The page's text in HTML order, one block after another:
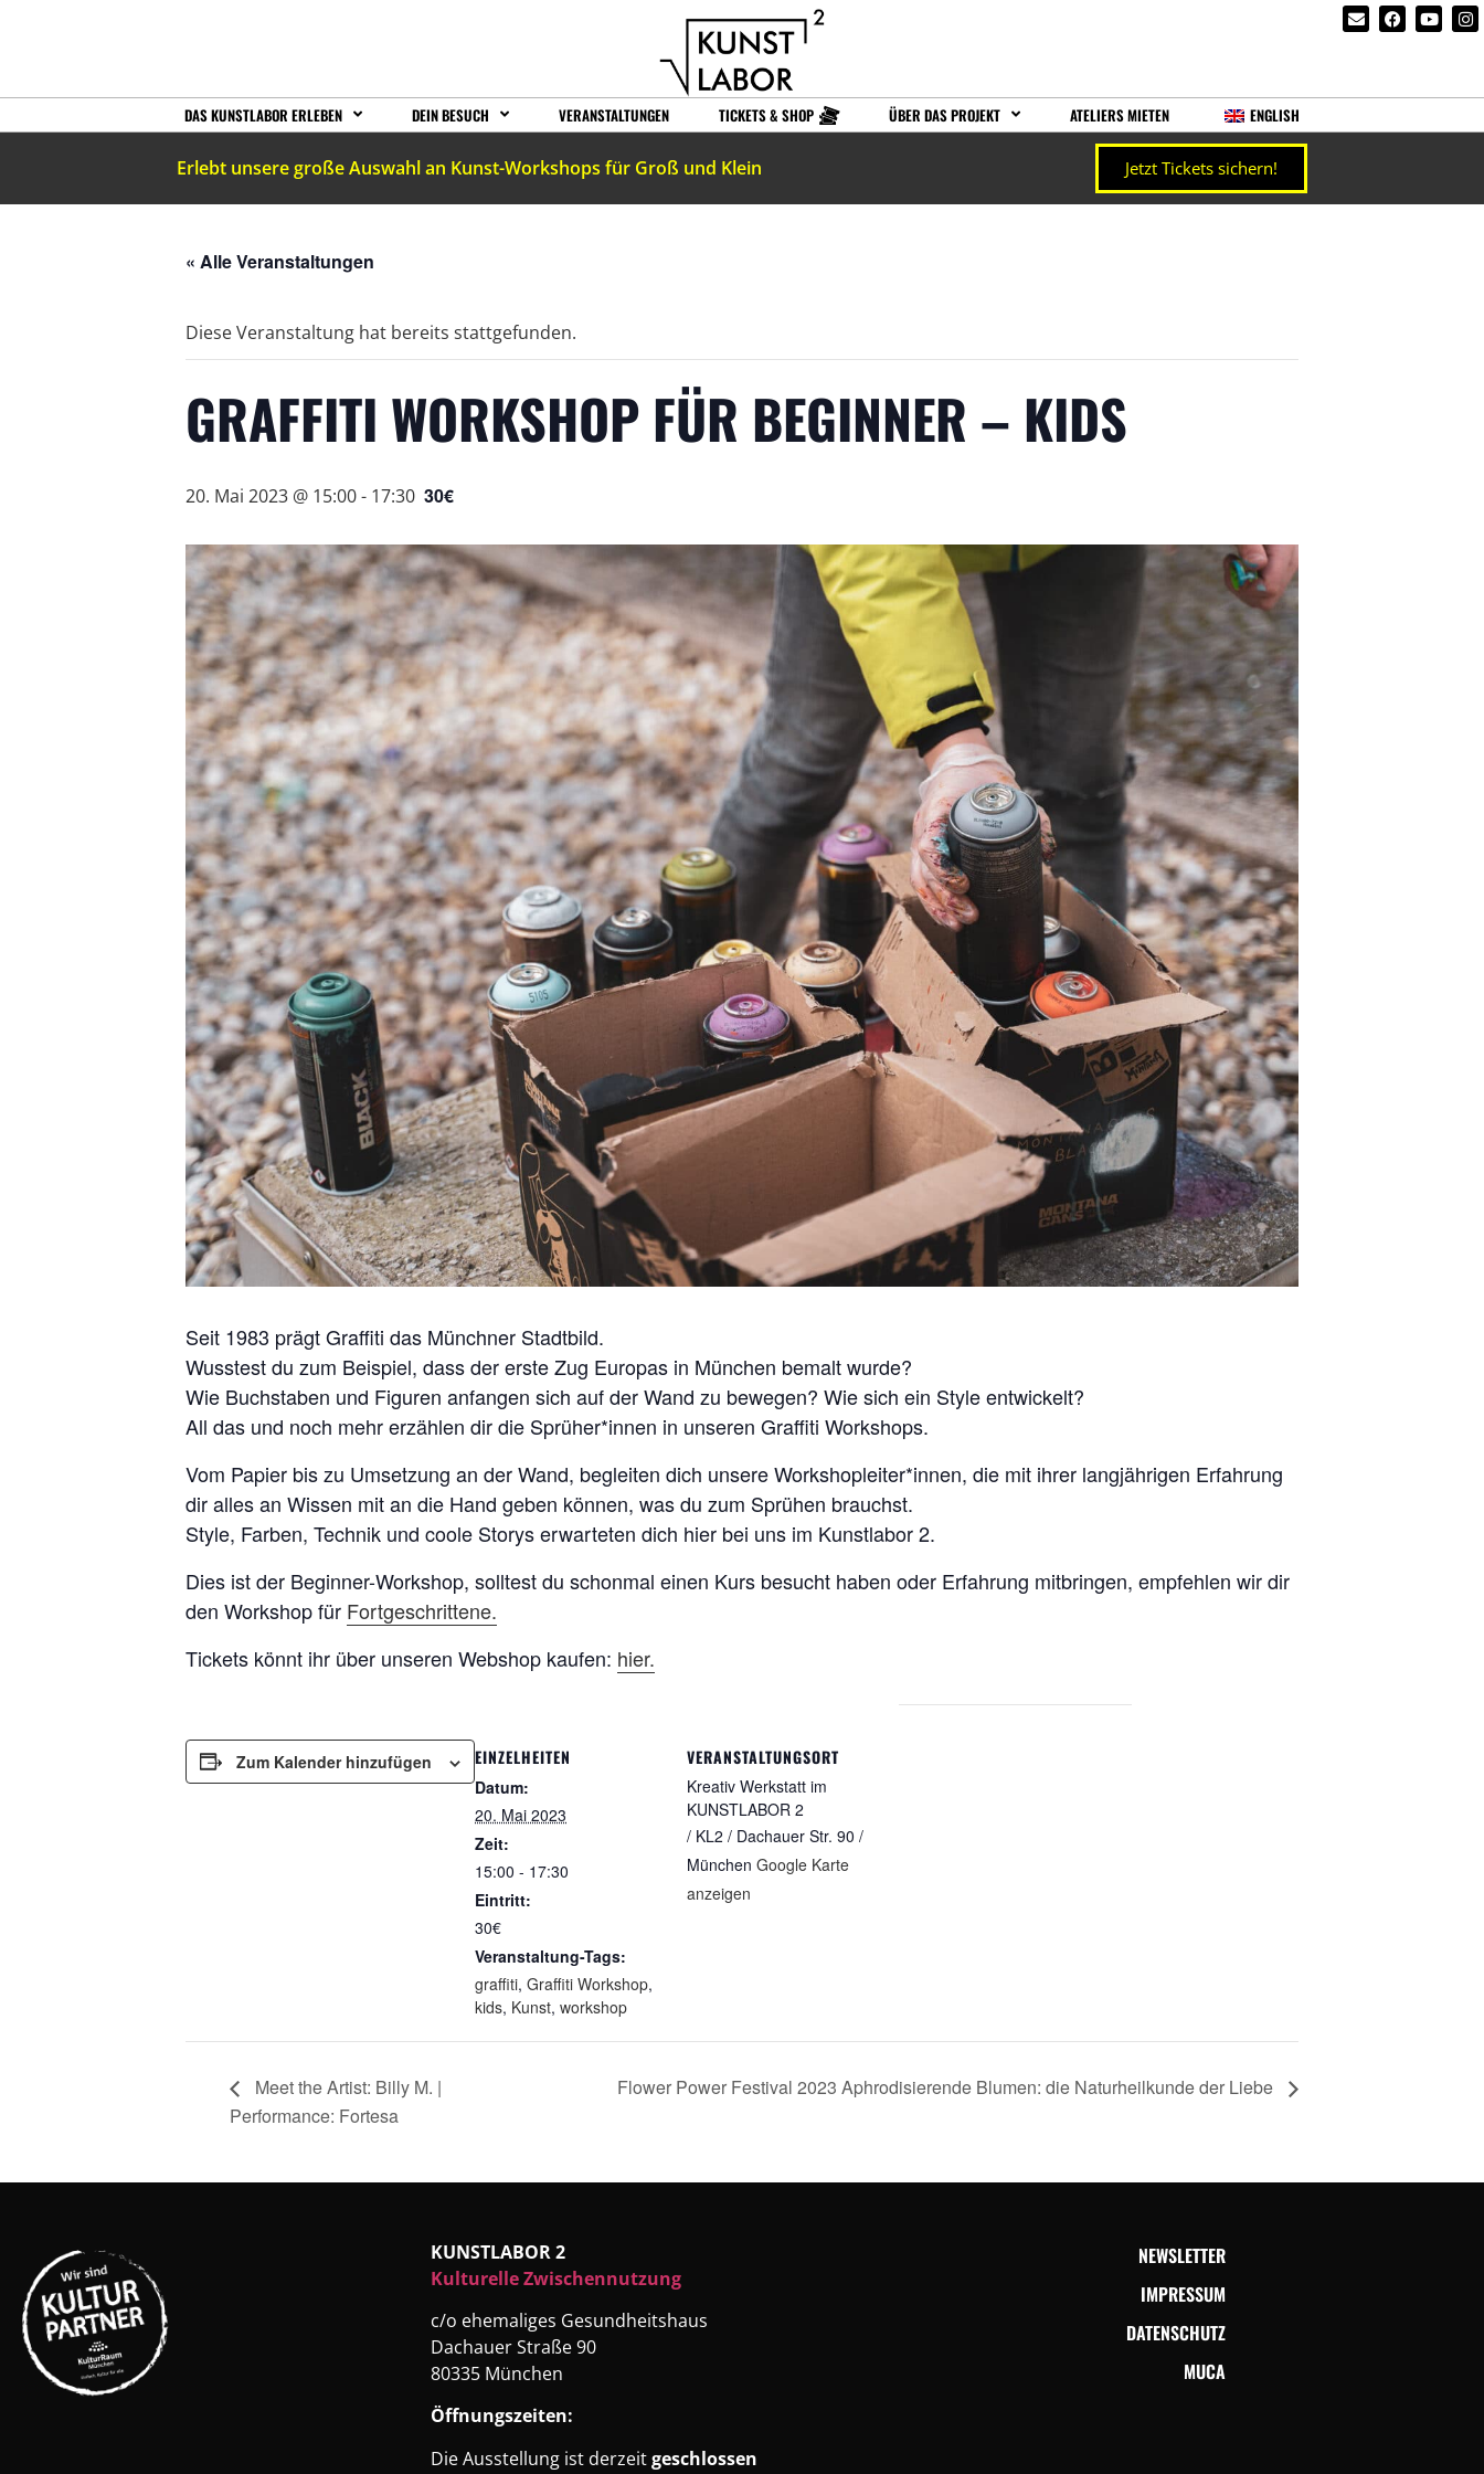
DAS KUNSTLABOR ERLEBEN DEIN BESUCH VERANSTALTUNGEN TICKETS & SHOP ÜBER DAS PROJEKT ATELIERS MIETEN ENGLISH
Erlebt unsere große Auswahl an Kunst-Workshops für Groß und Klein Jetzt Tickets sichern!
« Alle Veranstaltungen
Diese Veranstaltung hat bereits stattgefunden.
GRAFFITI WORKSHOP FÜR BEGINNER – KIDS
20. Mai 2023 @ 15:00- 17:30 30€
Seit 1983 prägt Graffiti das Münchner Stadtbild.
Wusstest du zum Beispiel, dass der erste Zug Europas in München bemalt wurde?
Wie Buchstaben und Figuren anfangen sich auf der Wand zu bewegen? Wie sich ein Style entwickelt?
All das und noch mehr erzählen dir die Sprüher*innen in unseren Graffiti Workshops.
Vom Papier bis zu Umsetzung an der Wand, begleiten dich unsere Workshopleiter*innen, die mit ihrer langjährigen Erfahrung
dir alles an Wissen mit an die Hand geben können, was du zum Sprühen brauchst.
Style, Farben, Technik und coole Storys erwarteten dich hier bei uns im Kunstlabor 2.
Dies ist der Beginner-Workshop, solltest du schonmal einen Kurs besucht haben oder Erfahrung mitbringen, empfehlen wir dir
den Workshop für Fortgeschrittene.
Tickets könnt ihr über unseren Webshop kaufen: hier.
Zum Kalender hinzufügen EINZELHEITEN
Datum:
20. Mai 2023
Zeit:
15:00 - 17:30
Eintritt:
30€
Veranstaltung-Tags:
graffiti, Graffiti Workshop,
kids, Kunst, workshop
VERANSTALTUNGSORT
Kreativ Werkstatt im
KUNSTLABOR 2
/ KL2 / Dachauer Str. 90 /
München Google Karte
anzeigen
Meet the Artist: Billy M. |
Performance: Fortesa
Flower Power Festival 2023 Aphrodisierende Blumen: die Naturheilkunde der Liebe
KUNSTLABOR 2
Kulturelle Zwischennutzung
c/o ehemaliges Gesundheitshaus
Dachauer Straße 90
80335 München
Öffnungszeiten:
Die Ausstellung ist derzeitgeschlossen
NEWSLETTER
IMPRESSUM
DATENSCHUTZ
MUCA